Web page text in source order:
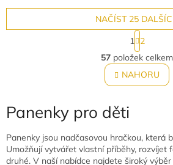
se z každé holčičky stane
O
v
l
á
í
p
r
NAČÍST 25
S
t
r
á
n
k
í
1 2
57 položek celkem
NAHORU
Panenky pro děti
Panenky jsou nadčasovou hračkou, která
Umožňují vytvářet vlastní příběhy, rozvíjet
druhé. V naší nabídce najdete široký